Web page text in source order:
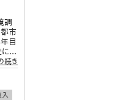
調
市
目
に...
続き
入